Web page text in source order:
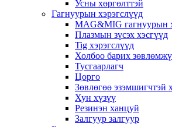
Усны хөргөлттэй
Гагнуурын хэрэгслүүд
MAG&MIG гагнуурын
Плазмын зүсэх хэсгүүд
Tig хэрэгслүүд
Холбоо барих
Тусгаарлагч
Цорго
Зөвлөгөө эзэмшигчтэй
Хун хүзүү
Резинэн ханцуй
Залгуур залгуур